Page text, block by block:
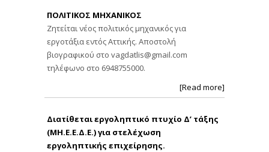
ΠΟΛΙΤΙΚΟΣ ΜΗΧΑΝΙΚΟΣ
Ζητείται νέος πολιτικός μηχανικός για
εργοτάξια εντός Αττικής. Αποστολή
βιογραφικού στο vagdatlis@gmail.com
τηλέφωνο στο 6948755000.
[Read more]
Διατίθεται εργοληπτικό πτυχίο Δ’ τάξης
(ΜΗ.Ε.Ε.Δ.Ε.) για στελέχωση
εργοληπτικής επιχείρησης.